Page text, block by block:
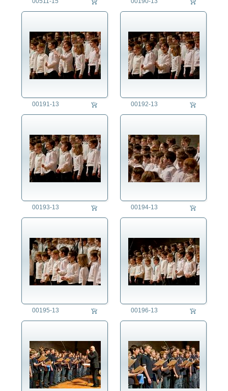
00191-13 00192-13
00193-13 00194-13
00195-13 00196-13